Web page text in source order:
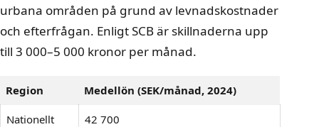
urbana områden på grund av levnadskostnader
och efterfrågan. Enligt SCB är skillnaderna upp
till 3 000–5 000 kronor per månad.
Region Medellön (SEK/månad, 2024)
Nationellt 42 700